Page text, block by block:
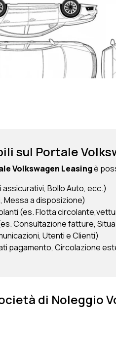
sul Portale
Volkswagen Leasingè
Bollo Auto, ecc.)
Messa a disposizione)
(es. Flotta
Consultazione fatture,
Utenti e Clienti)
pagamento, Circolazione
di Noleggio